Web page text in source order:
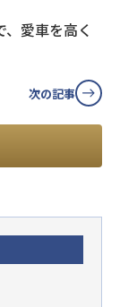
愛車を高く
次の記事